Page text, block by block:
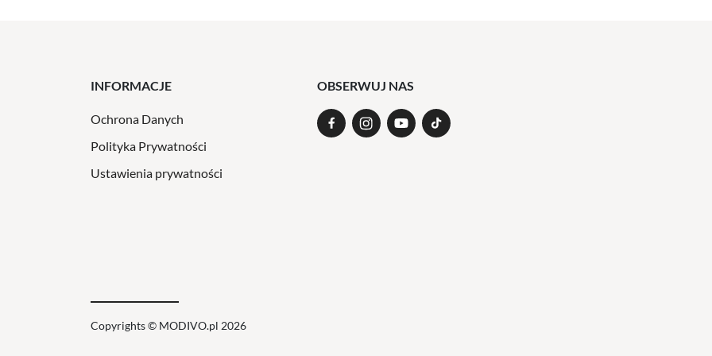
INFORMACJE
Ochrona Danych
Polityka Prywatności
Ustawienia prywatności
OBSERWUJ NAS
Copyrights © MODIVO.pl 2026